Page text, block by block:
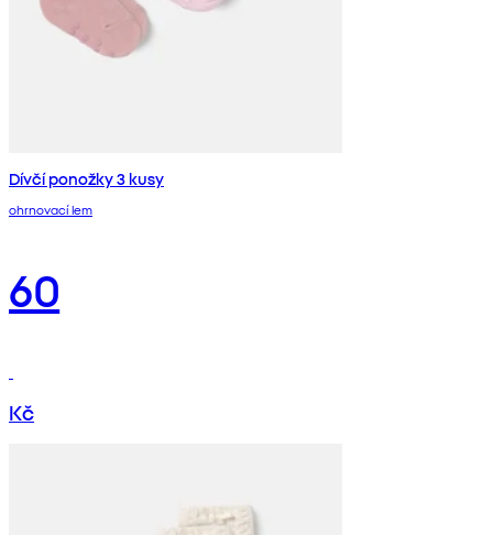
Dívčí ponožky 3 kusy
ohrnovací lem
60
Kč